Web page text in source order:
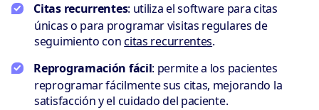
Citas recurrentes: utiliza el software para citas
únicas o para programar visitas regulares de
seguimiento concitas recurrentes.
Reprogramación fácil: permite a los pacientes
reprogramar fácilmente sus citas, mejorando la
satisfacción y el cuidado del paciente.